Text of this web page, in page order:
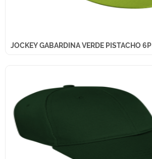
JOCKEY GABARDINA VERDE PISTACHO 6P